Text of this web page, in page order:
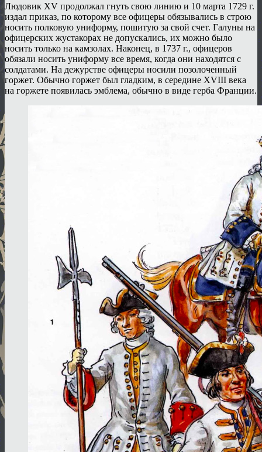
Людовик XV продолжал гнуть свою линию и 10 марта 1729 г.
издал приказ, по которому все офицеры обязывались в строю
носить полковую униформу, пошитую за свой счет. Галуны на
офицерских жустакорах не допускались, их можно было
носить только на камзолах. Наконец, в 1737 г., офицеров
обязали носить униформу все время, когда они находятся с
солдатами. На дежурстве офицеры носили позолоченный
горжет. Обычно горжет был гладким, в середине XVIII века
на горжете появилась эмблема, обычно в виде герба Франции.